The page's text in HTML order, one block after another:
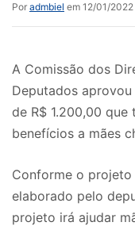
Por admbiel em 12/01/2022
A Comissão dos
Deputados
de R$ 1.200,00
benefícios a mães
Conforme o projeto
elaborado pelo
projeto irá ajudar